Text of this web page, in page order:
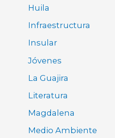
Huila
Infraestructura
Insular
Jóvenes
La Guajira
Literatura
Magdalena
Medio Ambiente